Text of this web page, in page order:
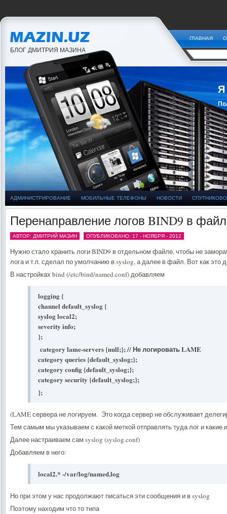
БЛОГ ДМИТРИЯ МАЗИНА
ГЛАВНАЯ
Я
АДМИНИСТРИРОВАНИЕ МОБИЛЬНЫЕ ТЕЛЕФОНЫ НОВОСТИ
Перенаправление логов BIND9 в файл
АВТОР: ДМИТРИЙ МАЗИН ОПУБЛИКОВАНО: 17 - НОЯБРЯ - 2012
Нужно стало хранить логи BIND9 в отдельном файле, чтобы не
лога и т.п. сделал по умолчанию в syslog, а далее в файл. Вот как это
В настройках bind (/etc/bind/named.conf) добавляем
logging {
channel default_syslog {
syslog local2;
severity info;
};
category lame-servers {null;}; // Не логировать LAME
category queries {default_syslog;};
category config {default_syslog;};
category security {default_syslog;};
};
(LAME сервера не логируем. Это когда сервер не обслуживает
Тем самым мы указываем с какой меткой отправлять туда лог и какие
Далее настраиваем сам syslog (syslog.conf)
Добавляем в него:
local2.* -/var/log/named.log
Но при этом у нас продолжают писаться эти сообщения и в syslog
Поэтому находим что то типа